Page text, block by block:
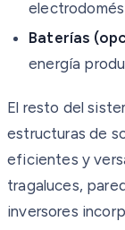
Baterías
energía
El resto del
estructuras de
eficientes y
tragaluces,
inversores